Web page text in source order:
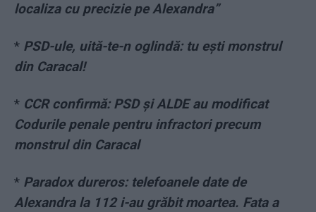
localiza cu precizie pe Alexandra”
* PSD-ule, uită-te-n oglindă: tu ești monstrul
din Caracal!
* CCR confirmă: PSD și ALDE au modificat
Codurile penale pentru infractori precum
monstrul din Caracal
* Paradox dureros: telefoanele date de
Alexandra la 112 i-au grăbit moartea. Fata a